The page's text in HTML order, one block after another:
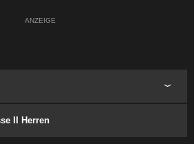
ANZEIGE
II Herren